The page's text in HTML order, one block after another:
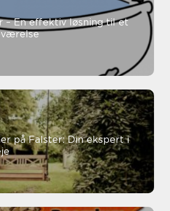
– En effektiv løsning til et
på Falster: Din ekspert i